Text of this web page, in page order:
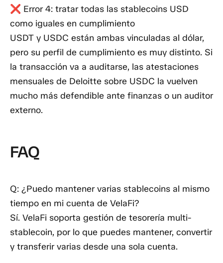
❌ Error 4: tratar todas las stablecoins USD
como iguales en cumplimiento
USDT y USDC están ambas vinculadas al dólar,
pero su perfil de cumplimiento es muy distinto. Si
la transacción va a auditarse, las atestaciones
mensuales de Deloitte sobre USDC la vuelven
mucho más defendible ante finanzas o un auditor
externo.
FAQ
Q: ¿Puedo mantener varias stablecoins al mismo
tiempo en mi cuenta de VelaFi?
Sí. VelaFi soporta gestión de tesorería multi-
stablecoin, por lo que puedes mantener, convertir
y transferir varias desde una sola cuenta.